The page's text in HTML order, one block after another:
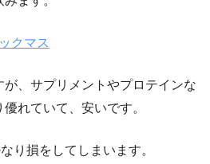
クマス
、サプリメントやプロテインな
れていて、安いです。
り損をしてしまいます。